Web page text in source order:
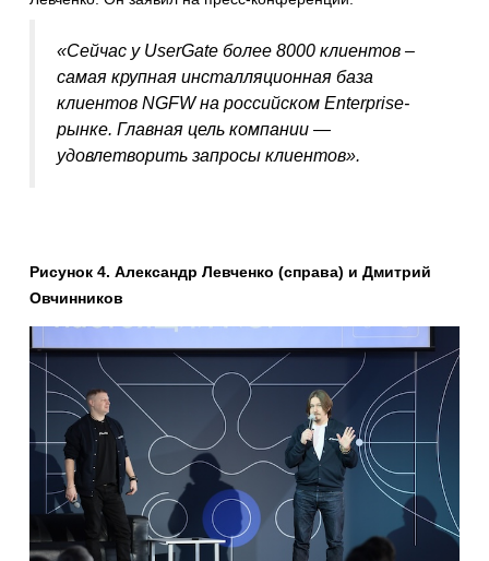
«Сейчас у UserGate более 8000 клиентов –
самая крупная инсталляционная база
клиентов NGFW на российском Enterprise-
рынке. Главная цель компании —
удовлетворить запросы клиентов».
Рисунок 4. Александр Левченко (справа) и Дмитрий
Овчинников